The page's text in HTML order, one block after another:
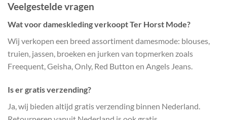
Veelgestelde vragen
Wat voor dameskleding verkoopt Ter Horst Mode?
Wij verkopen een breed assortiment damesmode: blouses,
truien, jassen, broeken en jurken van topmerken zoals
Freequent, Geisha, Only, Red Button en Angels Jeans.
Is er gratis verzending?
Ja, wij bieden altijd gratis verzending binnen Nederland.